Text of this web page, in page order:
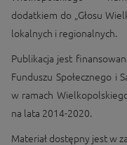
dodatkiem do „Głosu
lokalnych i regionalnych.
Publikacja jest
Funduszu Społecznego i
w ramach
na lata 2014-2020.
Materiał dostępny jest w